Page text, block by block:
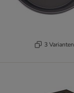
3 Varianten